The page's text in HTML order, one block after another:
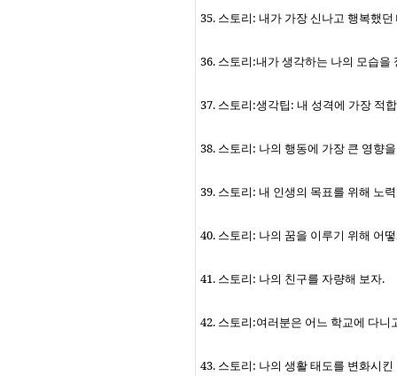
35. 스토리: 내가 가장 신나고 행복했
36. 스토리:내가 생각하는 나의 모습을
37. 스토리:생각팁: 내 성격에 가장 적
38. 스토리: 나의 행동에 가장 큰 영향
39. 스토리: 내 인생의 목표를 위해 노
40. 스토리: 나의 꿈을 이루기 위해 어
41. 스토리: 나의 친구를 자량해 보자.
42. 스토리:여러분은 어느 학교에 다니
43. 스토리: 나의 생활 태도를 변화시